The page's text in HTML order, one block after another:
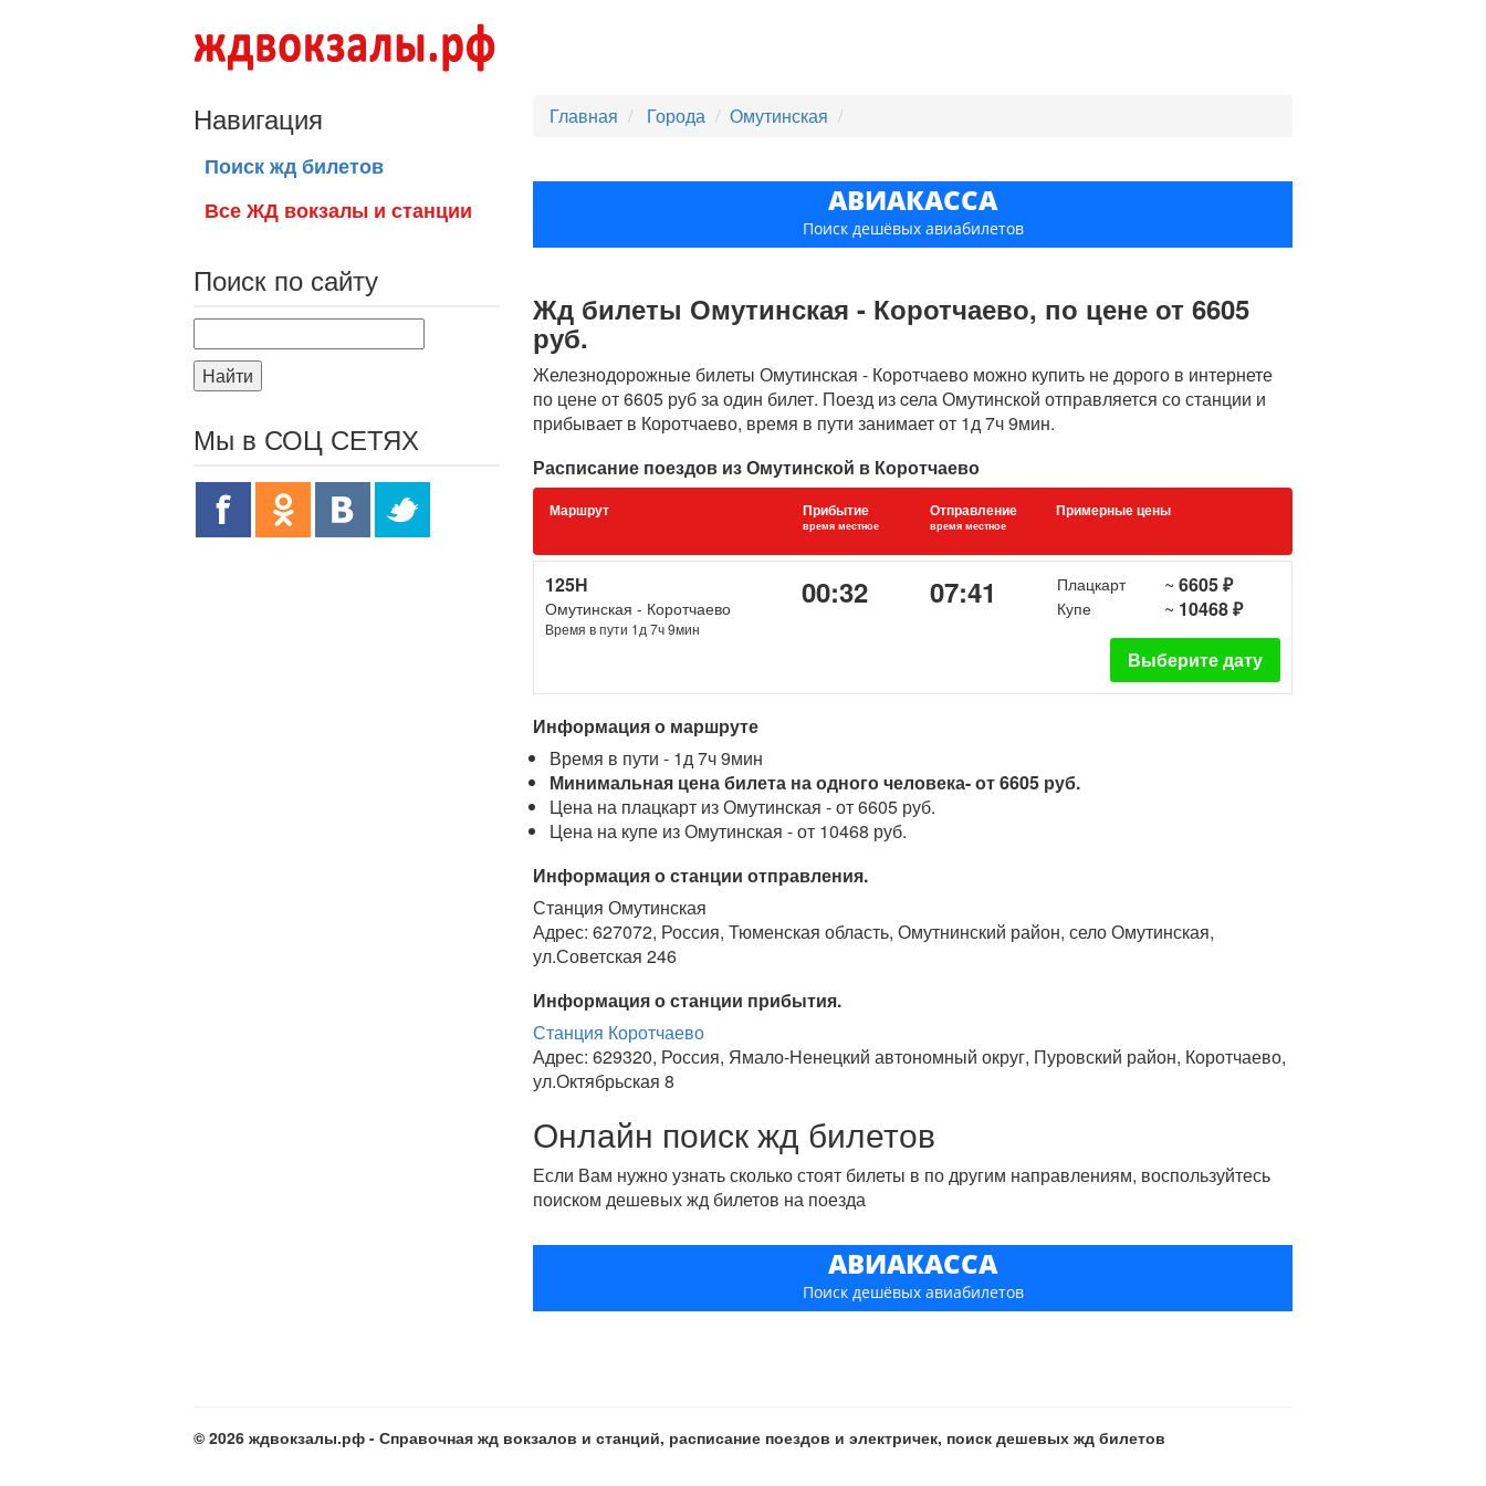
Главная Города Омутинская
АВИАКАССА
Поиск дешёвых авиабилетов
Жд билеты Омутинская - Коротчаево, по цене от 6605
руб.
Железнодорожные билеты Омутинская - Коротчаево можно купить не дорого в интернете
по цене от 6605 руб за один билет. Поезд из cела Омутинской отправляется со станции и
прибывает в Коротчаево, время в пути занимает от 1д 7ч 9мин.
Расписание поездов из Омутинской в Коротчаево
Маршрут Прибытие
время местное
Отправление
время местное
Примерные цены
125Н
Омутинская - Коротчаево
Время в пути 1д 7ч 9мин
00:32 07:41 Плацкарт ~ 6605 ₽
Купе ~ 10468 ₽
Выберите дату
Информация о маршруте
Время в пути - 1д 7ч 9мин
Минимальная цена билета на одного человека- от 6605 руб.
Цена на плацкарт из Омутинская - от 6605 руб.
Цена на купе из Омутинская - от 10468 руб.
Информация о станции отправления.
Станция Омутинская
Адрес: 627072, Россия, Тюменская область, Омутнинский район, село Омутинская,
ул.Советская 246
Информация о станции прибытия.
Станция Коротчаево
Адрес: 629320, Россия, Ямало-Ненецкий автономный округ, Пуровский район, Коротчаево,
ул.Октябрьская 8
Онлайн поиск жд билетов
Если Вам нужно узнать сколько стоят билеты в по другим направлениям, воспользуйтесь
поиском дешевых жд билетов на поезда
АВИАКАССА
Поиск дешёвых авиабилетов
Навигация
Поиск жд билетов
Все ЖД вокзалы и станции
Поиск по сайту
Найти
Мы в СОЦ СЕТЯХ
© 2026 ждвокзалы.рф - Справочная жд вокзалов и станций, расписание поездов и электричек, поиск дешевых жд билетов